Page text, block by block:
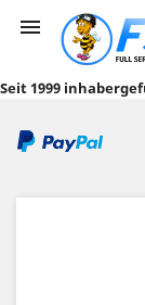

Seit 1999